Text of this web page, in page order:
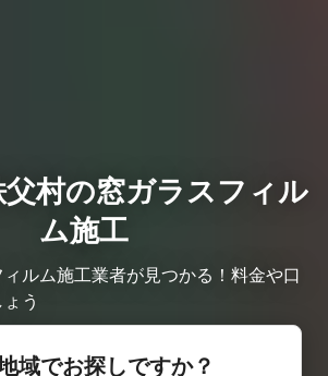
村の窓ガラスフィル
ム施工
ルム施工業者が見つかる！料金や口
う
域でお探しですか？